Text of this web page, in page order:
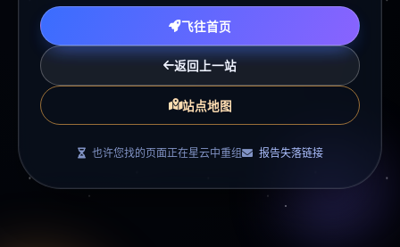
飞往首页
返回上一站
站点地图
也许您找的页面正在星云中重组 报告失落链接